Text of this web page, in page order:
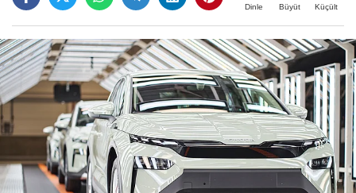
Dinle Büyüt Küçült